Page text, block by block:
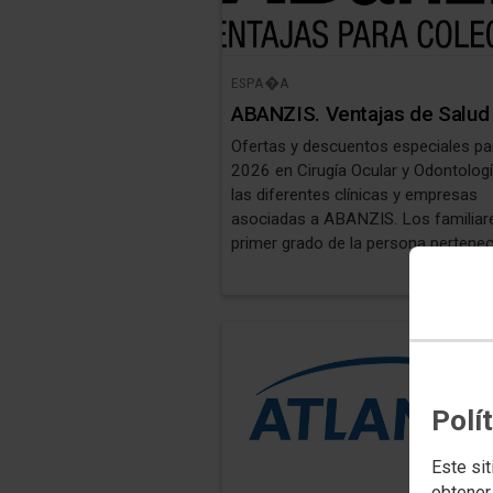
Este
ESPA�A
ABANZIS. Ventajas de Salud
Ofertas y descuentos especiales
2026 en Cirugía Ocular y
las diferentes clínicas y empresas
asociadas a ABANZIS. Los
primer grado de la persona